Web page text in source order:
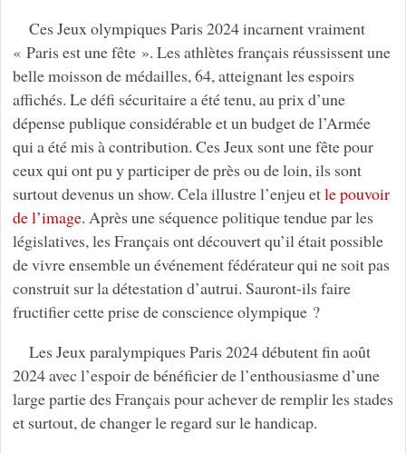
Ces Jeux olympiques Paris 2024 incarnent vraiment
« Paris est une fête ». Les athlètes français réussissent une
belle moisson de médailles, 64, atteignant les espoirs
affichés. Le défi sécuritaire a été tenu, au prix d’une
dépense publique considérable et un budget de l’Armée
qui a été mis à contribution. Ces Jeux sont une fête pour
ceux qui ont pu y participer de près ou de loin, ils sont
surtout devenus un show. Cela illustre l’enjeu etle pouvoir
de l’image. Après une séquence politique tendue par les
législatives, les Français ont découvert qu’il était possible
de vivre ensemble un événement fédérateur qui ne soit pas
construit sur la détestation d’autrui. Sauront-ils faire
fructifier cette prise de conscience olympique ?
Les Jeux paralympiques Paris 2024 débutent fin août
2024 avec l’espoir de bénéficier de l’enthousiasme d’une
large partie des Français pour achever de remplir les stades
et surtout, de changer le regard sur le handicap.